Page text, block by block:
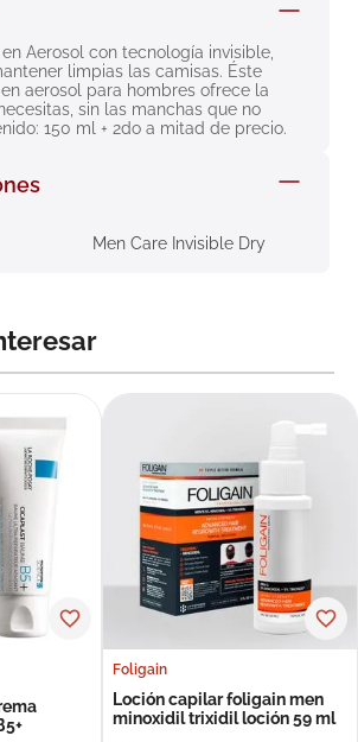
Aerosol con tecnología invisible,
limpias las camisas. Éste
aerosol para hombres ofrece la
sin las manchas que no
150 ml + 2do a mitad de precio.
Men Care Invisible Dry
Foligain
Loción capilar foligain men
minoxidil trixidil loción 59 ml